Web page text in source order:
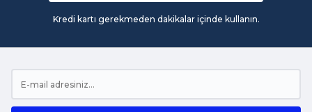
Kredi kartı gerekmeden dakikalar içinde kullanın.